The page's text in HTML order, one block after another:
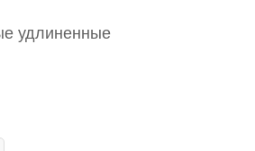
удлиненные